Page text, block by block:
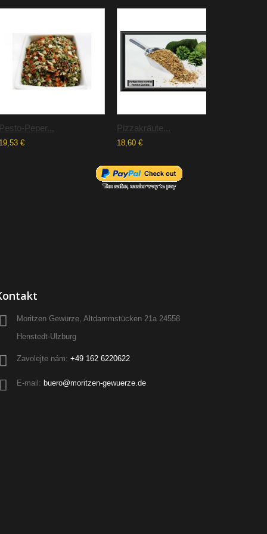
Pesto-Peper...
19,53 €
Pizzakräute...
18,60 €
Moritzen Gewürze, Altdammstücken 21a 24558
Henstedt-Ulzburg
Zavolejte nám: +49 162 6220622
E-mail: buero@moritzen-gewuerze.de